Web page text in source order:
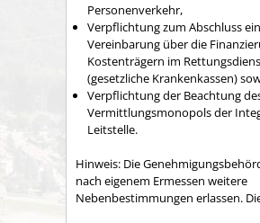
Personenverkehr,
Verpflichtung zum Abschluss
Vereinbarung über die
Kostenträgern im
(gesetzliche Krankenkassen)
Verpflichtung der Beachtung
Vermittlungsmonopols der
Leitstelle.
Hinweis: Die
nach eigenem Ermessen weitere
Nebenbestimmungen erlassen.